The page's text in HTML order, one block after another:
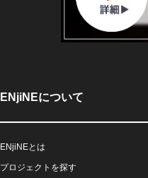
ENjiNEについて
ENjiNEとは
プロジェクトを探す